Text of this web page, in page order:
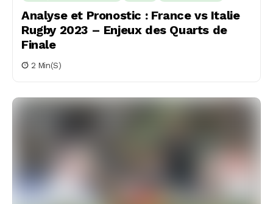
Analyse et Pronostic : France vs Italie
Rugby 2023 – Enjeux des Quarts de
Finale
2 Min(s)